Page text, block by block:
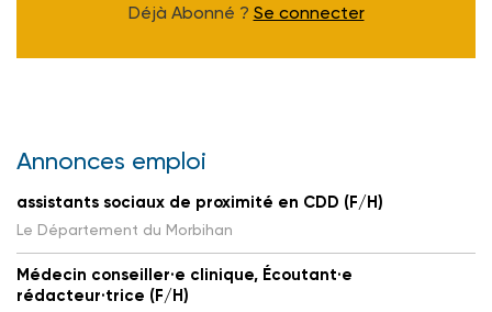
Déjà Abonné ? Se connecter
Annonces emploi
assistants sociaux de proximité en CDD (F/H)
Le Département du Morbihan
Médecin conseiller·e clinique, Écoutant·e
rédacteur·trice (F/H)